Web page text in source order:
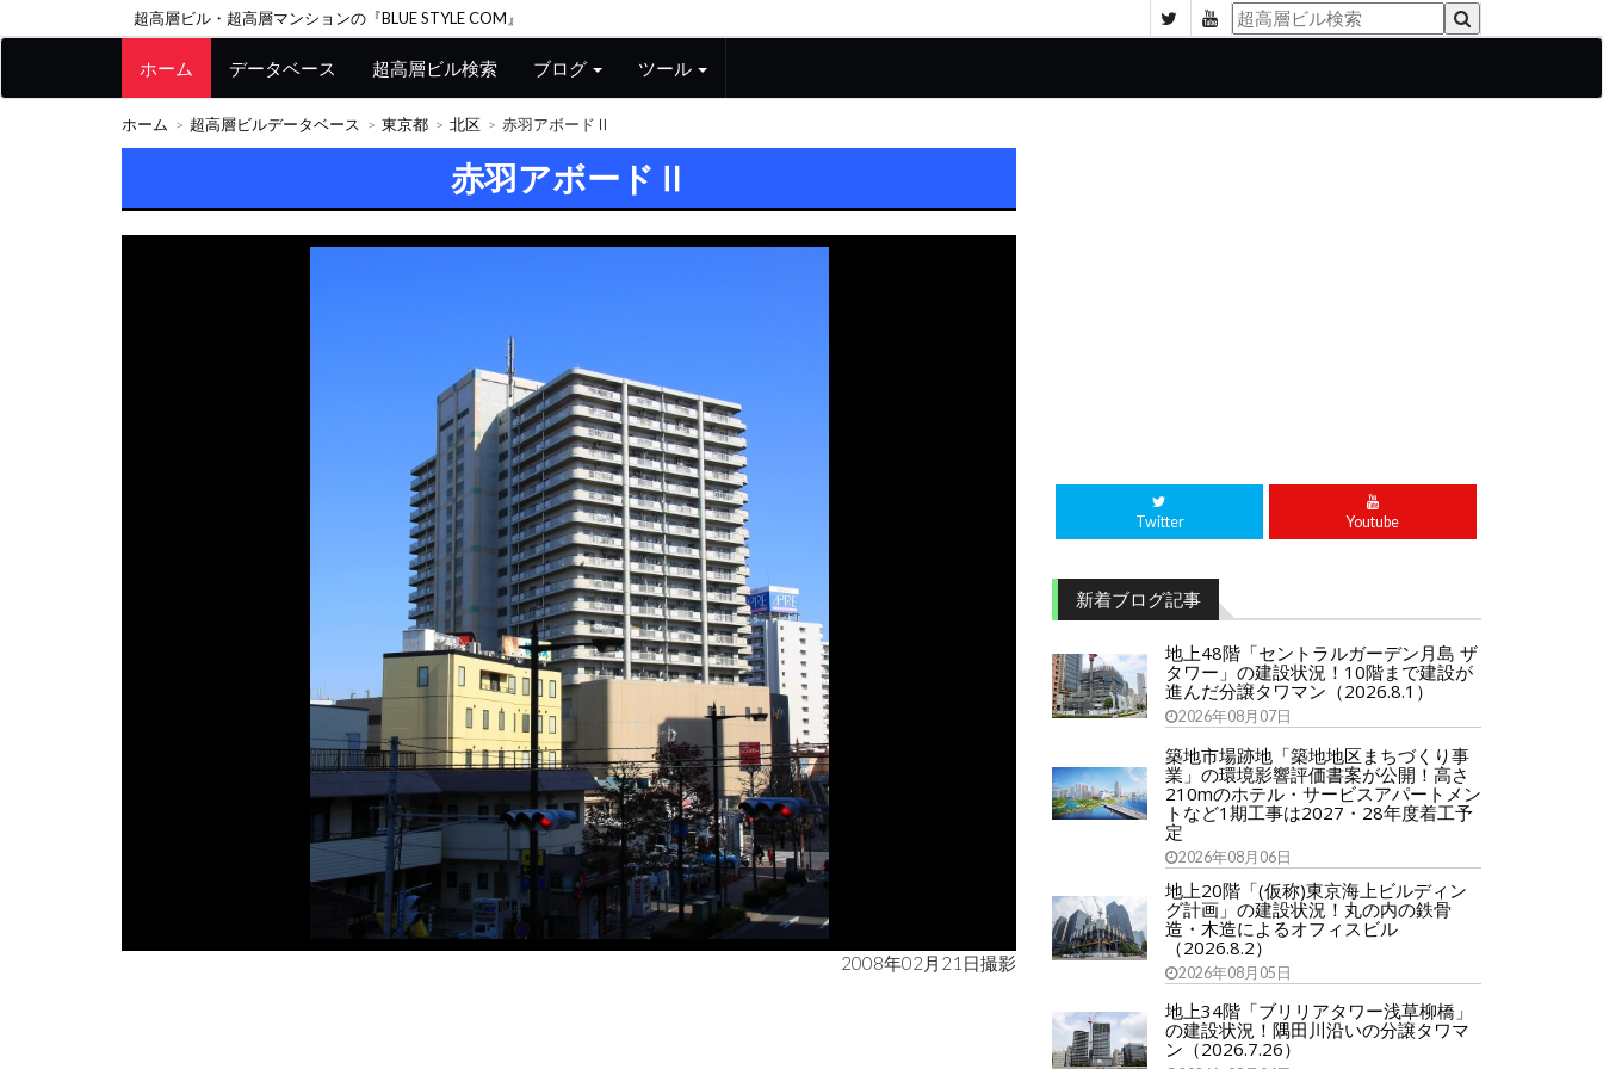
超高層ビル・超高層マンションの『BLUE STYLE COM』
ホーム データベース 超高層ビル検索 ブログ ツール
ホーム 超高層ビルデータベース 東京都 北区 赤羽アボードⅡ
赤羽アボードⅡ
2008年02月21日撮影
Twitter Youtube
新着ブログ記事
地上48階「セントラルガーデン月島 ザ
タワー」の建設状況！10階まで建設が
進んだ分譲タワマン（2026.8.1）
2026年08月07日
築地市場跡地「築地地区まちづくり事
業」の環境影響評価書案が公開！高さ
210mのホテル・サービスアパートメン
トなど1期工事は2027・28年度着工予
定
2026年08月06日
地上20階「(仮称)東京海上ビルディン
グ計画」の建設状況！丸の内の鉄骨
造・木造によるオフィスビル
（2026.8.2）
2026年08月05日
地上34階「ブリリアタワー浅草柳橋」
の建設状況！隅田川沿いの分譲タワマ
ン（2026.7.26）